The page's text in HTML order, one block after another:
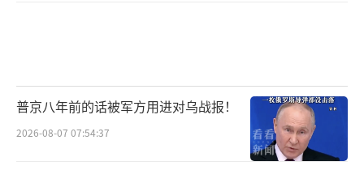
普京八年前的话被军方用进对乌战报！
2026-08-07 07:54:37